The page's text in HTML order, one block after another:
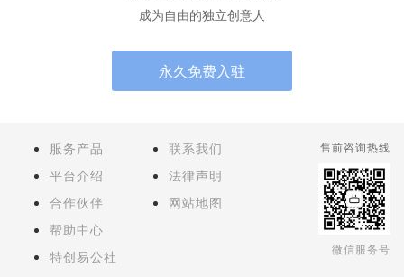
成为自由的独立创意人
永久免费入驻
服务产品
平台介绍
合作伙伴
帮助中心
特创易公社
联系我们
法律声明
网站地图
售前咨询热线
微信服务号